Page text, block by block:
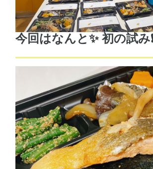
今回はなんと✨ 初の試み